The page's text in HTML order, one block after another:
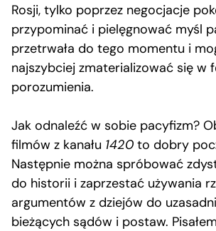
Rosji, tylko poprzez negocjacje
przypominać i pielęgnować myśl
przetrwała do tego momentu i
najszybciej zmaterializować się w
porozumienia.
Jak odnaleźć w sobie pacyfizm?
filmów z kanału 1420 to dobry
Następnie można spróbować
do historii i zaprzestać używania
argumentów z dziejów do
bieżących sądów i postaw.